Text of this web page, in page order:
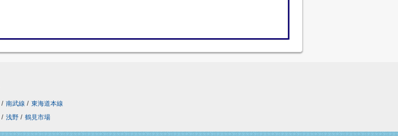
/ 南武線 / 東海道本線
/ 浅野 / 鶴見市場